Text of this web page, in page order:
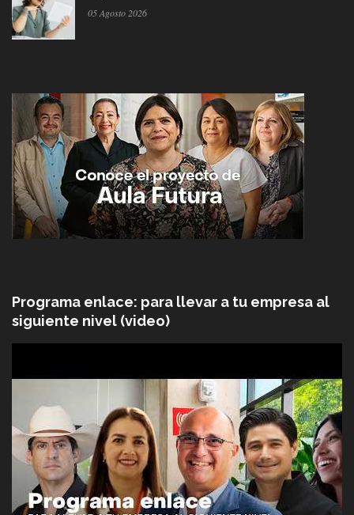
05 Agosto 2026
Programa enlace: para llevar a tu empresa al
siguiente nivel (video)